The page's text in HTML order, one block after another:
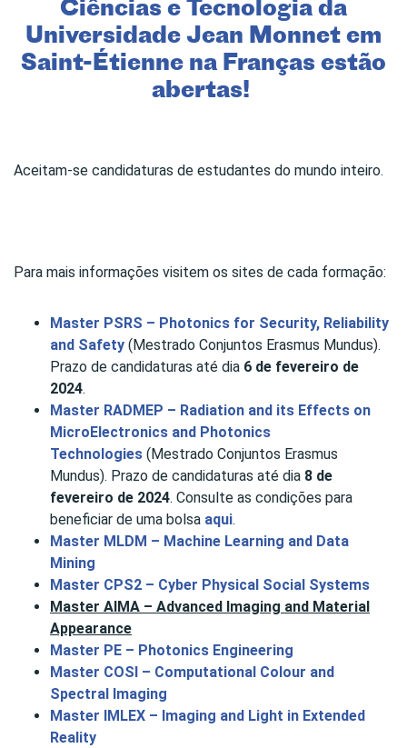
Universidade Jean Monnet em
Saint-Étienne na Franças estão
abertas!
Aceitam-se candidaturas de estudantes do mundo inteiro.
Para mais informações visitem os sites de cada formação:
Master PSRS – Photonics for Security, Reliability
and Safety (Mestrado Conjuntos Erasmus Mundus).
Prazo de candidaturas até dia 6 de fevereiro de
2024.
Master RADMEP – Radiation and its Effects on
MicroElectronics and Photonics
Technologies (Mestrado Conjuntos Erasmus
Mundus). Prazo de candidaturas até dia 8 de
fevereiro de 2024. Consulte as condições para
beneficiar de uma bolsa aqui.
Master MLDM – Machine Learning and Data
Mining
Master CPS2 – Cyber Physical Social Systems
Master AIMA – Advanced Imaging and Material
Appearance
Master PE – Photonics Engineering
Master COSI – Computational Colour and
Spectral Imaging
Master IMLEX – Imaging and Light in Extended
Reality